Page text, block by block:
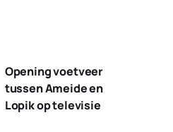
Opening voetveer
tussen Ameide en
Lopik op televisie